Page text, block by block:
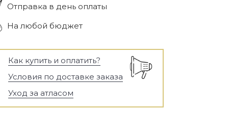
Отправка в день оплаты
На любой бюджет
Как купить и оплатить?
Условия по доставке заказа
Уход за атласом